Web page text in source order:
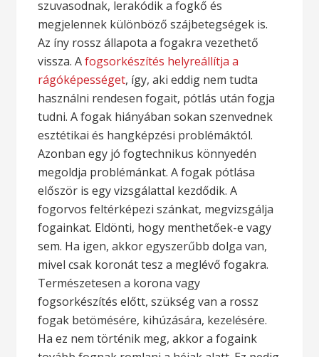
szuvasodnak, lerakódik a fogkő és
megjelennek különböző szájbetegségek is.
Az íny rossz állapota a fogakra vezethető
vissza. Afogsorkészítés helyreállítja a
rágóképességet, így, aki eddig nem tudta
használni rendesen fogait, pótlás után fogja
tudni. A fogak hiányában sokan szenvednek
esztétikai és hangképzési problémáktól.
Azonban egy jó fogtechnikus könnyedén
megoldja problémánkat. A fogak pótlása
először is egy vizsgálattal kezdődik. A
fogorvos feltérképezi szánkat, megvizsgálja
fogainkat. Eldönti, hogy menthetőek-e vagy
sem. Ha igen, akkor egyszerűbb dolga van,
mivel csak koronát tesz a meglévő fogakra.
Természetesen a korona vagy
fogsorkészítés előtt, szükség van a rossz
fogak betömésére, kihúzására, kezelésére.
Ha ez nem történik meg, akkor a fogaink